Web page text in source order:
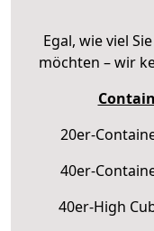
Egal, wie viel
möchten – wir
20er-
40er-
40er-High